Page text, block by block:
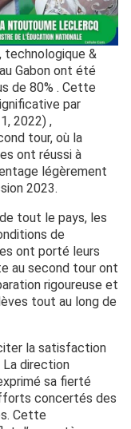
technologique &
Gabon ont été
de 80% . Cette
par
2022) ,
tour, où la
ont réussi à
légèrement
2023.
tout le pays, les
de
ont porté leurs
au second tour ont
rigoureuse et
tout au long de
la satisfaction
La direction
sa fierté
concertés des
Cette